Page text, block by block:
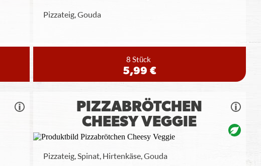
Pizzateig, Gouda
8 Stück
5,99 €
PIZZABRÖTCHEN
CHEESY VEGGIE
Pizzateig, Spinat, Hirtenkäse, Gouda